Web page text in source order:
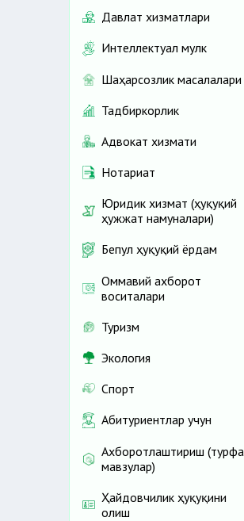
Давлат хизматлари
Интеллектуал мулк
Шаҳарсозлик масалалари
Тадбиркорлик
Адвокат хизмати
Нотариат
Юридик хизмат (ҳуқуқий
ҳужжат намуналари)
Бепул ҳуқуқий ёрдам
Оммавий ахборот
воситалари
Туризм
Экология
Спорт
Абитуриентлар учун
Ахборотлаштириш (турфа
мавзулар)
Ҳайдовчилик ҳуқуқини
олиш